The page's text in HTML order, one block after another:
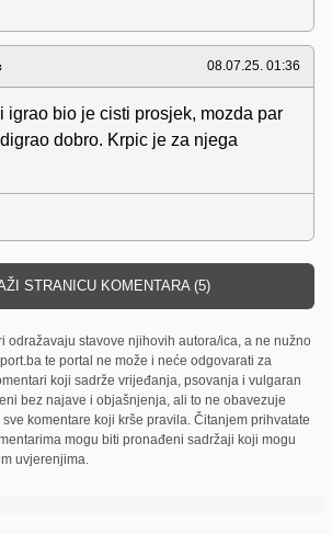
08.07.25. 01:36
igrao bio je cisti prosjek, mozda par
dobro. Krpic je za njega
STRANICU KOMENTARA (5)
odražavaju stavove njihovih autora/ica, a ne nužno
te portal ne može i neće odgovarati za
koji sadrže vrijeđanja, psovanja i vulgaran
bez najave i objašnjenja, ali to ne obavezuje
komentare koji krše pravila. Čitanjem prihvatate
mogu biti pronađeni sadržaji koji mogu
uvjerenjima.